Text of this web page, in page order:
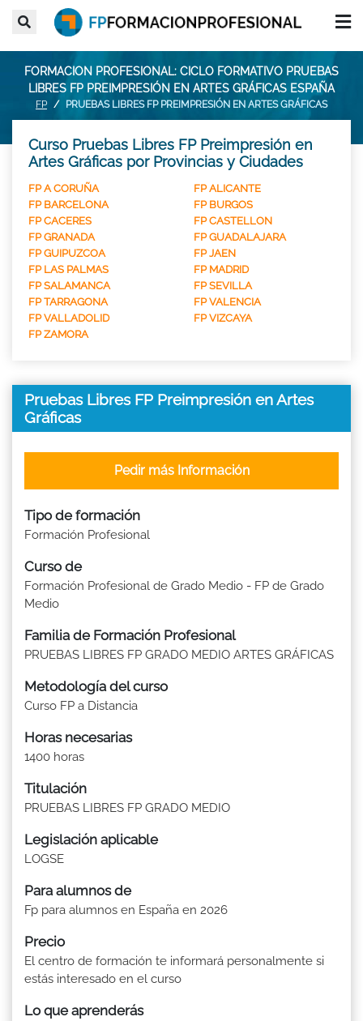
FORMACION PROFESIONAL: CICLO FORMATIVO PRUEBAS
LIBRES FP PREIMPRESIÓN EN ARTES GRÁFICAS ESPAÑA
FP PRUEBAS LIBRES FP PREIMPRESIÓN EN ARTES GRÁFICAS
Curso Pruebas Libres FP Preimpresión en
Artes Gráficas por Provincias y Ciudades
FP A CORUÑA
FP ALICANTE
FP BARCELONA
FP BURGOS
FP CACERES
FP CASTELLON
FP GRANADA
FP GUADALAJARA
FP GUIPUZCOA
FP JAEN
FP LAS PALMAS
FP MADRID
FP SALAMANCA
FP SEVILLA
FP TARRAGONA
FP VALENCIA
FP VALLADOLID
FP VIZCAYA
FP ZAMORA
Pruebas Libres FP Preimpresión en Artes
Gráficas
Tipo de formación
Formación Profesional
Curso de
Formación Profesional de Grado Medio - FP de Grado
Medio
Familia de Formación Profesional
PRUEBAS LIBRES FP GRADO MEDIO ARTES GRÁFICAS
Metodología del curso
Curso FP a Distancia
Horas necesarias
1400 horas
Titulación
PRUEBAS LIBRES FP GRADO MEDIO
Legislación aplicable
LOGSE
Para alumnos de
Fp para alumnos en España en 2026
Precio
El centro de formación te informará personalmente si
estás interesado en el curso
Pedir más Información
Lo que aprenderás